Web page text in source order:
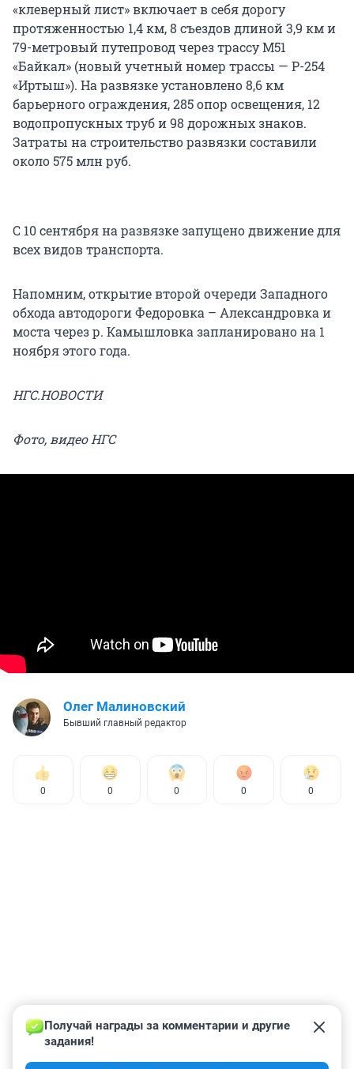
«клеверный лист» включает в себя дорогу
протяженностью 1,4 км, 8 съездов длиной 3,9 км и
79-метровый путепровод через трассу М51
«Байкал» (новый учетный номер трассы — Р-254
«Иртыш»). На развязке установлено 8,6 км
барьерного ограждения, 285 опор освещения, 12
водопропускных труб и 98 дорожных знаков.
Затраты на строительство развязки составили
около 575 млн руб.
С 10 сентября на развязке запущено движение для
всех видов транспорта.
Напомним, открытие второй очереди Западного
обхода автодороги Федоровка – Александровка и
моста через р. Камышловка запланировано на 1
ноября этого года.
НГС.НОВОСТИ
Фото, видео НГС
Олег Малиновский
Бывший главный редактор
0 0 0 0 0
Получай награды за комментарии и другие
задания!